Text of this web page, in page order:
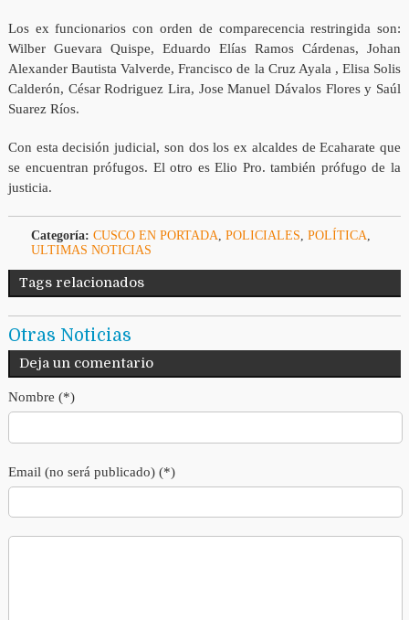
Los ex funcionarios con orden de comparecencia restringida son:
Wilber Guevara Quispe, Eduardo Elías Ramos Cárdenas, Johan
Alexander Bautista Valverde, Francisco de la Cruz Ayala , Elisa Solis
Calderón, César Rodriguez Lira, Jose Manuel Dávalos Flores y Saúl
Suarez Ríos.
Con esta decisión judicial, son dos los ex alcaldes de Ecaharate que
se encuentran prófugos. El otro es Elio Pro. también prófugo de la
justicia.
Categoría: CUSCO EN PORTADA, POLICIALES, POLÍTICA,
ULTIMAS NOTICIAS
Tags relacionados
Otras Noticias
Deja un comentario
Nombre (*)
Email (no será publicado) (*)